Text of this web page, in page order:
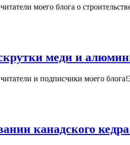
моего блога о
меди и
и подписчики моего
канадского